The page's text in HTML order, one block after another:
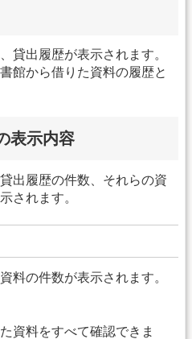
貸出履歴が表示されます。
館から借りた資料の履歴と
表示内容
出履歴の件数、それらの資
されます。
料の件数が表示されます。
資料をすべて確認できま